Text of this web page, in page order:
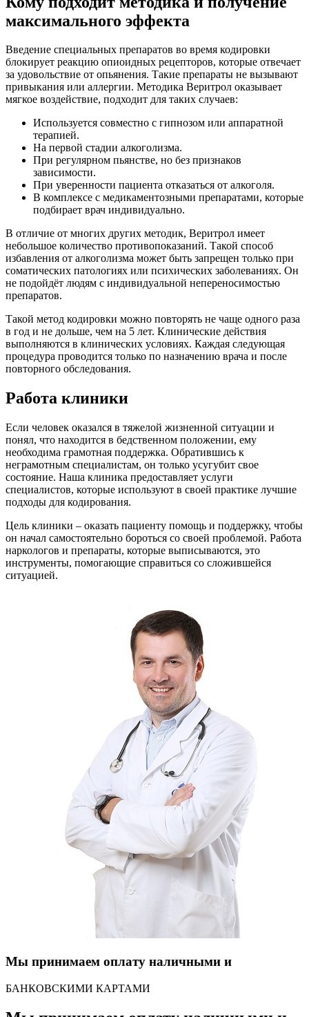
максимального эффекта
Введение специальных препаратов во время кодировки
блокирует реакцию опиоидных рецепторов, которые отвечает
за удовольствие от опьянения. Такие препараты не вызывают
привыкания или аллергии. Методика Веритрол оказывает
мягкое воздействие, подходит для таких случаев:
Используется совместно с гипнозом или аппаратной
терапией.
На первой стадии алкоголизма.
При регулярном пьянстве, но без признаков
зависимости.
При уверенности пациента отказаться от алкоголя.
В комплексе с медикаментозными препаратами, которые
подбирает врач индивидуально.
В отличие от многих других методик, Веритрол имеет
небольшое количество противопоказаний. Такой способ
избавления от алкоголизма может быть запрещен только при
соматических патологиях или психических заболеваниях. Он
не подойдёт людям с индивидуальной непереносимостью
препаратов.
Такой метод кодировки можно повторять не чаще одного раза
в год и не дольше, чем на 5 лет. Клинические действия
выполняются в клинических условиях. Каждая следующая
процедура проводится только по назначению врача и после
повторного обследования.
Работа клиники
Если человек оказался в тяжелой жизненной ситуации и
понял, что находится в бедственном положении, ему
необходима грамотная поддержка. Обратившись к
неграмотным специалистам, он только усугубит свое
состояние. Наша клиника предоставляет услуги
специалистов, которые используют в своей практике лучшие
подходы для кодирования.
Цель клиники – оказать пациенту помощь и поддержку, чтобы
он начал самостоятельно бороться со своей проблемой. Работа
наркологов и препараты, которые выписываются, это
инструменты, помогающие справиться со сложившейся
ситуацией.
Мы принимаем оплату наличными и
БАНКОВСКИМИ КАРТАМИ